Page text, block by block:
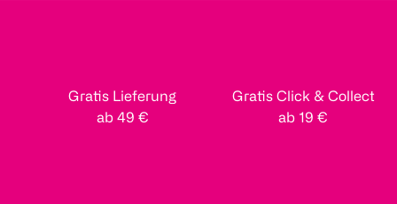
Gratis Lieferung
ab 49 €
Gratis Click & Collect
ab 19 €